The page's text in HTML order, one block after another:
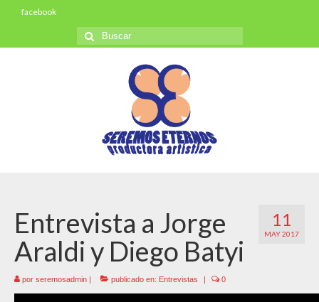
facebook
Buscar
por:
11
MAY 2017
Entrevista a Jorge
Araldi y Diego Batyi
por seremosadmin | publicado en: Entrevistas | 0